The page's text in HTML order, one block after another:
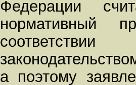
Федерации
нормативный
а поэтому